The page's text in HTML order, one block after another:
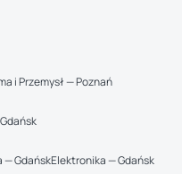
i Przemysł — Poznań
— GdańskElektronika — Gdańsk